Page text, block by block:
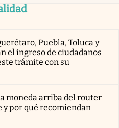
Puebla, Toluca y
el ingreso de ciudadanos
trámite con su
moneda arriba del router
y por qué recomiendan